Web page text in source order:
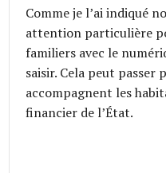
Comme je l’ai indiqué
attention particulière
familiers avec le
saisir. Cela peut passer
accompagnent les
financier de l’État.